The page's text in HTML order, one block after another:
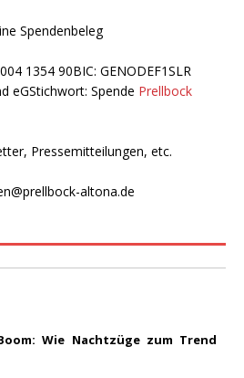
Spendenbeleg
1354 90BIC: GENODEF1SLR
eGStichwort: Spende Prellbock
Pressemitteilungen, etc.
altona.de
Wie Nachtzüge zum Trend